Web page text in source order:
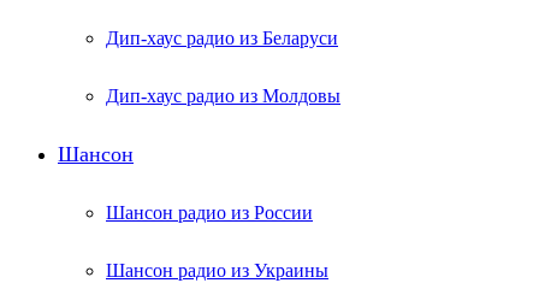
Дип-хаус радио из Беларуси
Дип-хаус радио из Молдовы
Шансон
Шансон радио из России
Шансон радио из Украины